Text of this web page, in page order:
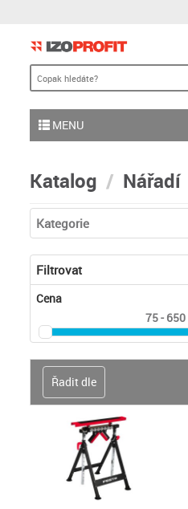
MENU
Katalog Nářadí
Kategorie
Filtrovat
Cena
75 - 650
Řadit dle